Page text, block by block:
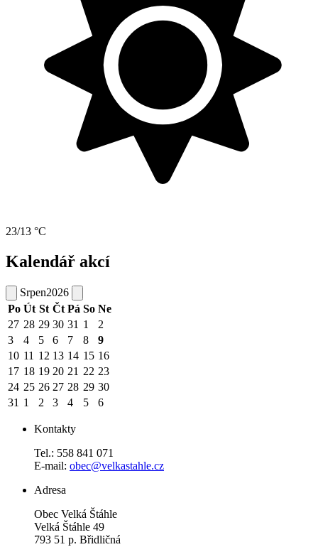
23/13 °C
Kalendář akcí
Srpen2026
Po Út St Čt Pá So Ne
27 28 29 30 31 1
2
3
4 5 6 7 8
9
10 11 12 13 14 15 16
17 18 19 20 21 22 23
24 25 26 27 28 29 30
31 1 2 3 4 5 6
Kontakty
Tel.: 558 841 071
E-mail: obec@velkastahle.cz
Adresa
Obec Velká Štáhle
Velká Štáhle 49
793 51 p. Břidličná